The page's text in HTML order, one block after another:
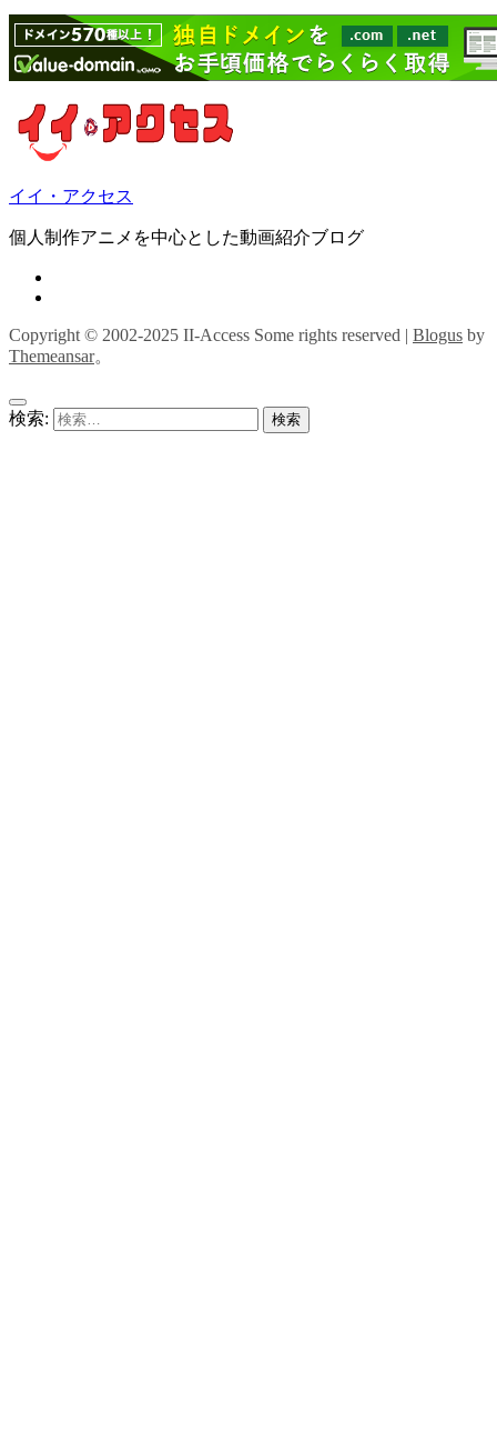
イイ・アクセス
個人制作アニメを中心とした動画紹介ブログ
Copyright © 2002-2025 II-Access Some rights reserved | Blogus by
Themeansar。
検索: